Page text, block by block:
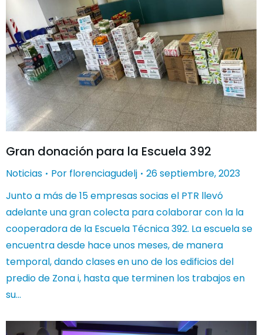
Gran donación para la Escuela 392
Noticias Por florenciagudelj
26 septiembre, 2023
Junto a más de 15 empresas socias el PTR llevó
adelante una gran colecta para colaborar con la la
cooperadora de la Escuela Técnica 392. La escuela se
encuentra desde hace unos meses, de manera
temporal, dando clases en uno de los edificios del
predio de Zona i, hasta que terminen los trabajos en
su…